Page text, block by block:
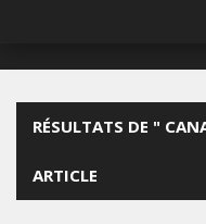
RÉSULTATS DE "
ARTICLE